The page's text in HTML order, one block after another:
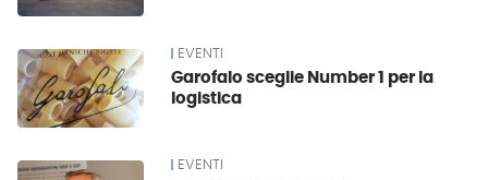
EVENTI
Garofalo sceglie Number 1 per la
logistica
EVENTI